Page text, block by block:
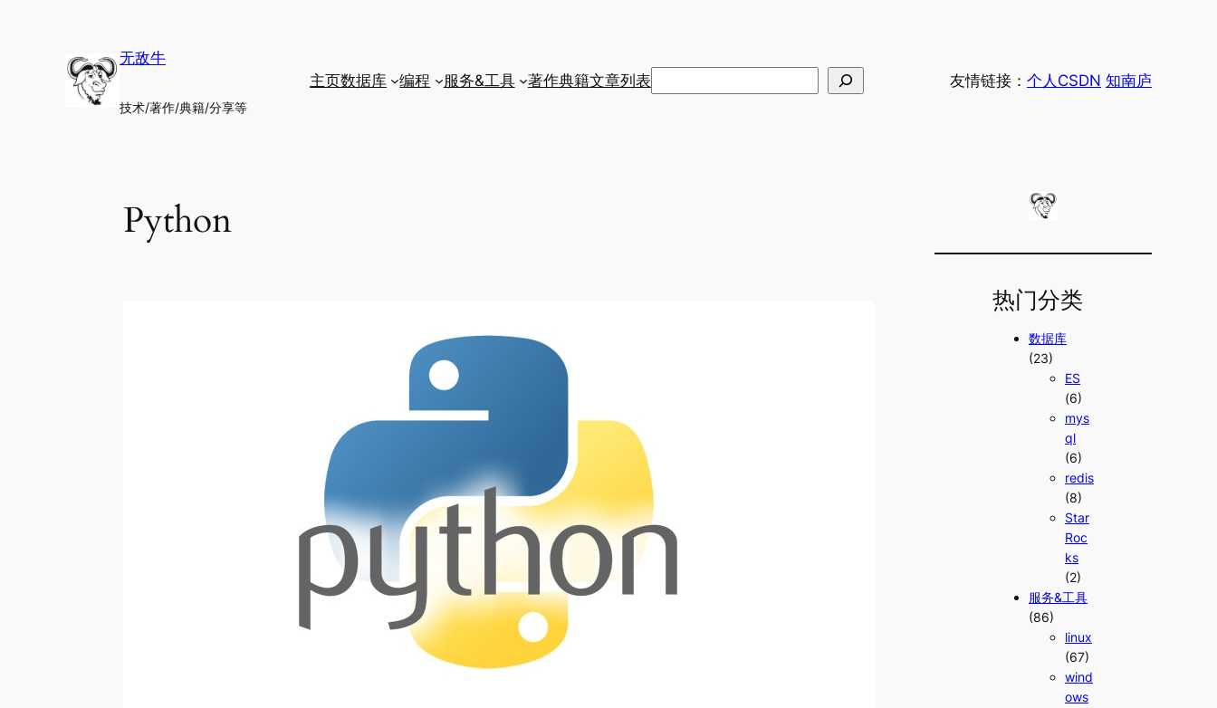
无敌牛
技术/著作/典籍/分享等
主页数据库 编程 服务&工具 著作典籍文章列表搜
友情链接： 个人CSDN 知南庐
Python
热门分类
数据库
(23)
ES
(6)
mys
ql
(6)
redis
(8)
Star
Roc
ks
(2)
服务&工具
(86)
linux
(67)
wind
ows